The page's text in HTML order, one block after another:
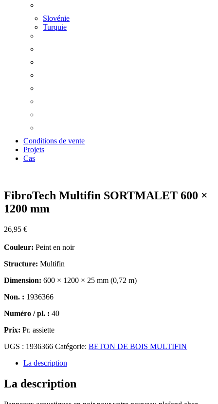
Slovénie
Turquie
Conditions de vente
Projets
Cas
FibroTech Multifin SORTMALET 600 ×
1200 mm
26,95 €
Couleur: Peint en noir
Structure: Multifin
Dimension: 600 × 1200 × 25 mm (0,72 m)
Non. : 1936366
Numéro / pl. : 40
Prix: Pr. assiette
UGS : 1936366 Catégorie: BETON DE BOIS MULTIFIN
La description
La description